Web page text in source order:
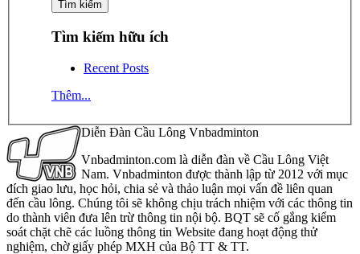
Tìm kiếm hữu ích
Recent Posts
Thêm...
Diễn Đàn Cầu Lông Vnbadminton
Vnbadminton.com là diễn đàn về Cầu Lông Việt
Nam. Vnbadminton được thành lập từ 2012 với mục
đích giao lưu, học hỏi, chia sẻ và thảo luận mọi vấn đề liên quan
đến cầu lông. Chúng tôi sẽ không chịu trách nhiệm với các thông tin
do thành viên đưa lên trừ thông tin nội bộ. BQT sẽ cố gắng kiểm
soát chặt chẽ các luồng thông tin Website đang hoạt động thử
nghiệm, chờ giấy phép MXH của Bộ TT & TT.